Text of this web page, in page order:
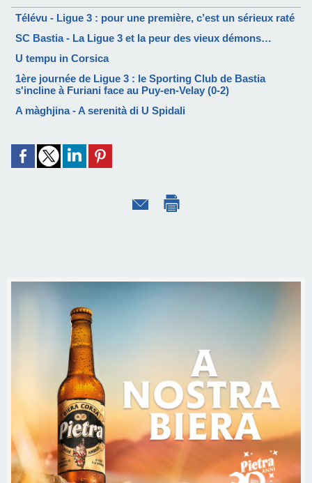
Télévu - Ligue 3 : pour une première, c’est un sérieux raté
SC Bastia - La Ligue 3 et la peur des vieux démons…
U tempu in Corsica
1ère journée de Ligue 3 : le Sporting Club de Bastia
s'incline à Furiani face au Puy-en-Velay (0-2)
A màghjina - A serenità di U Spidali